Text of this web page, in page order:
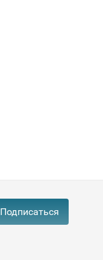
Подписаться